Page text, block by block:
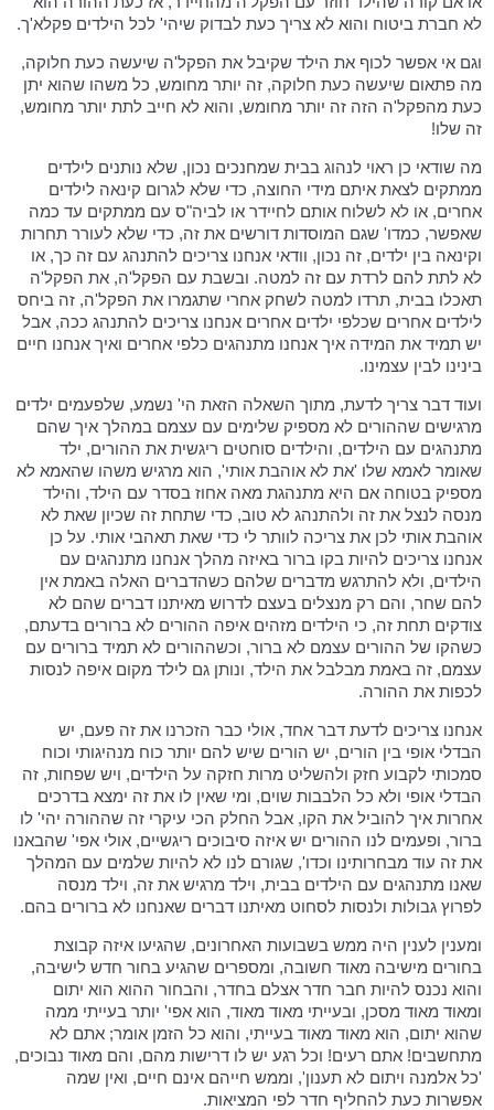
לא חברת ביטוח והוא לא צריך כעת לבדוק שיהי' לכל הילדים פקלא'ך.
וגם אי אפשר לכוף את הילד שקיבל את הפקל'ה שיעשה כעת חלוקה,
מה פתאום שיעשה כעת חלוקה, זה יותר מחומש, כל משהו שהוא יתן
כעת מהפקל'ה הזה זה יותר מחומש, והוא לא חייב לתת יותר מחומש,
זה שלו!
מה שודאי כן ראוי לנהוג בבית שמחנכים נכון, שלא נותנים לילדים
ממתקים לצאת איתם מידי החוצה, כדי שלא לגרום קינאה לילדים
אחרים, או לא לשלוח אותם לחיידר או לביה"ס עם ממתקים עד כמה
שאפשר, כמדו' שגם המוסדות דורשים את זה, כדי שלא לעורר תחרות
וקינאה בין ילדים, זה נכון, וודאי אנחנו צריכים להתנהג עם זה כך, או
לא לתת להם לרדת עם זה למטה. ובשבת עם הפקל'ה, את הפקל'ה
תאכלו בבית, תרדו למטה לשחק אחרי שתגמרו את הפקל'ה, זה ביחס
לילדים אחרים שכלפי ילדים אחרים אנחנו צריכים להתנהג ככה, אבל
יש תמיד את המידה איך אנחנו מתנהגים כלפי אחרים ואיך אנחנו חיים
בינינו לבין עצמינו.
ועוד דבר צריך לדעת, מתוך השאלה הזאת הי' נשמע, שלפעמים ילדים
מרגישים שההורים לא מספיק שלימים עם עצמם במהלך איך שהם
מתנהגים עם הילדים, והילדים סוחטים ריגשית את ההורים, ילד
שאומר לאמא שלו 'את לא אוהבת אותי', הוא מרגיש משהו שהאמא לא
מספיק בטוחה אם היא מתנהגת מאה אחוז בסדר עם הילד, והילד
מנסה לנצל את זה ולהתנהג לא טוב, כדי שתחת זה שכיון שאת לא
אוהבת אותי לכן את צריכה לוותר לי כדי שאת תאהבי אותי. על כן
אנחנו צריכים להיות בקו ברור באיזה מהלך אנחנו מתנהגים עם
הילדים, ולא להתרגש מדברים שלהם כשהדברים האלה באמת אין
להם שחר, והם רק מנצלים בעצם לדרוש מאיתנו דברים שהם לא
צודקים תחת זה, כי הילדים מזהים איפה ההורים לא ברורים בדעתם,
כשהקו של ההורים עצמם לא ברור, וכשההורים לא תמיד ברורים עם
עצמם, זה באמת מבלבל את הילד, ונותן גם לילד מקום איפה לנסות
לכפות את ההורה.
אנחנו צריכים לדעת דבר אחד, אולי כבר הזכרנו את זה פעם, יש
הבדלי אופי בין הורים, יש הורים שיש להם יותר כוח מנהיגותי וכוח
סמכותי לקבוע חזק ולהשליט מרות חזקה על הילדים, ויש שפחות, זה
הבדלי אופי ולא כל הלבבות שוים, ומי שאין לו את זה ימצא בדרכים
אחרות איך להוביל את הקו, אבל החלק הכי עיקרי זה שההורה יהי' לו
ברור, ופעמים לנו ההורים יש איזה סיבוכים ריגשיים, אולי אפי' שהבאנו
את זה עוד מבחרותינו וכדו', שגורם לנו לא להיות שלמים עם המהלך
שאנו מתנהגים עם הילדים בבית, וילד מרגיש את זה, וילד מנסה
לפרוץ גבולות ולנסות לסחוט מאיתנו דברים שאנחנו לא ברורים בהם.
ומענין לענין היה ממש בשבועות האחרונים, שהגיעו איזה קבוצת
בחורים מישיבה מאוד חשובה, ומספרים שהגיע בחור חדש לישיבה,
והוא נכנס להיות חבר חדר אצלם בחדר, והבחור ההוא הוא יתום
ומאוד מאוד מסכן, ובעייתי מאוד מאוד, הוא אפי' יותר בעייתי ממה
שהוא יתום, הוא מאוד מאוד בעייתי, והוא כל הזמן אומר; אתם לא
מתחשבים! אתם רעים! וכל רגע יש לו דרישות מהם, והם מאוד נבוכים,
'כל אלמנה ויתום לא תענון', וממש חייהם אינם חיים, ואין שמה
אפשרות כעת להחליף חדר לפי המציאות.